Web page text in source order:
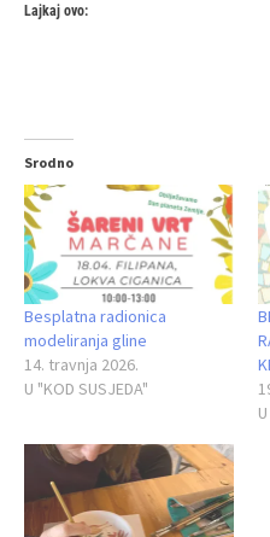
Lajkaj ovo:
Srodno
Besplatna radionica
modeliranja gline
14. travnja 2026.
U "KOD SUSJEDA"